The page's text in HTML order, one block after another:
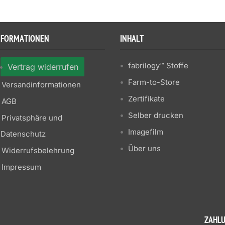
Vertrag widerrufen
Versandinformationen
AGB
Privatsphäre und
Datenschutz
Widerrufsbelehrung
Impressum
INHALT
fabrilogy™ Stoffe
Farm-to-Store
Zertifikate
Selber drucken
Imagefilm
Über uns